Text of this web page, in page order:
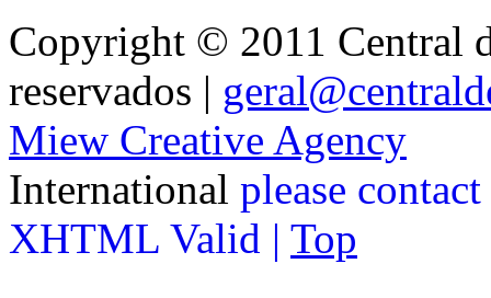
Copyright © 2011 Central
reservados |
Miew Creative Agency
International please
XHTML Valid | Top